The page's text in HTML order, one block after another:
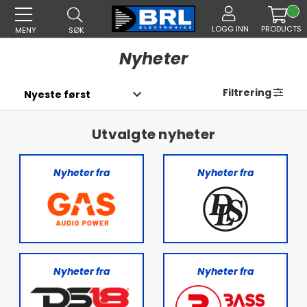
MENY SØK LOGG INN PRODUCTS
Nyheter
Utvalgte nyheter
Nyheter fra Nyheter fra
Nyheter fra Nyheter fra
Filtrering